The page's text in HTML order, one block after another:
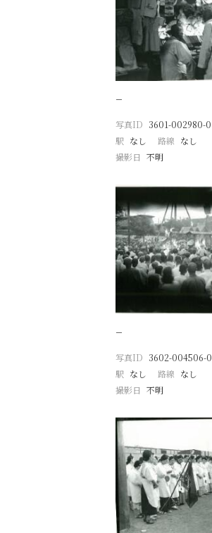
−
写真ID 3601-002980-0
駅 なし 路線 なし
撮影日 不明
−
写真ID 3602-004506-0
駅 なし 路線 なし
撮影日 不明